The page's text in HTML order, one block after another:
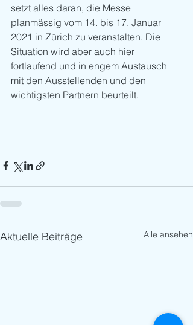
setzt alles daran, die Messe
planmässig vom 14. bis 17. Januar
2021 in Zürich zu veranstalten. Die
Situation wird aber auch hier
fortlaufend und in engem Austausch
mit den Ausstellenden und den
wichtigsten Partnern beurteilt.
Aktuelle Beiträge Alle ansehen